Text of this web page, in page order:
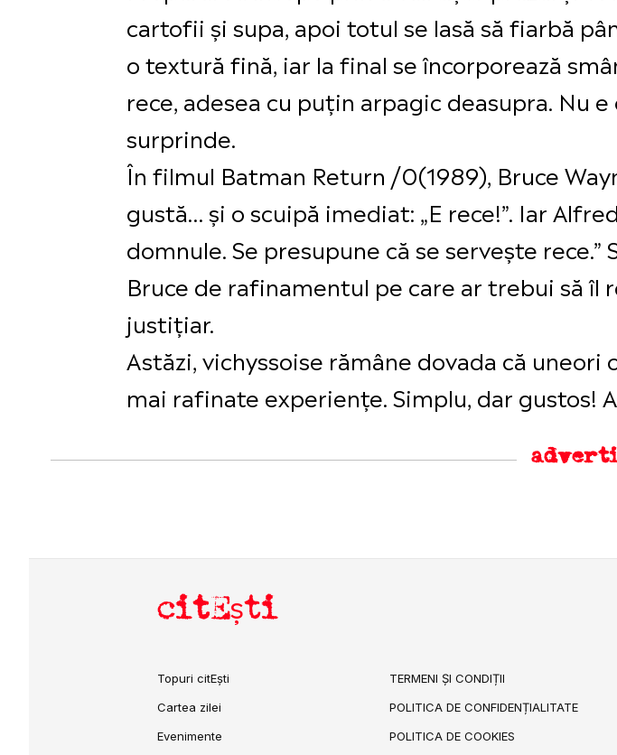
cartofii și supa, apoi totul se lasă să fiarbă
o textură fină, iar la final se încorporează
rece, adesea cu puțin arpagic deasupra. Nu
surprinde.
În filmul Batman Return /0(1989), Bruce
gustă… și o scuipă imediat: „E rece!”. Iar
domnule. Se presupune că se servește
Bruce de rafinamentul pe care ar trebui să
justițiar.
Astăzi, vichyssoise rămâne dovada că
mai rafinate experiențe. Simplu, dar gustos!
citEști
Topuri citEști
Cartea zilei
Evenimente
TERMENI ȘI CONDIȚII
POLITICA DE CONFIDENȚIALITATE
POLITICA DE COOKIES